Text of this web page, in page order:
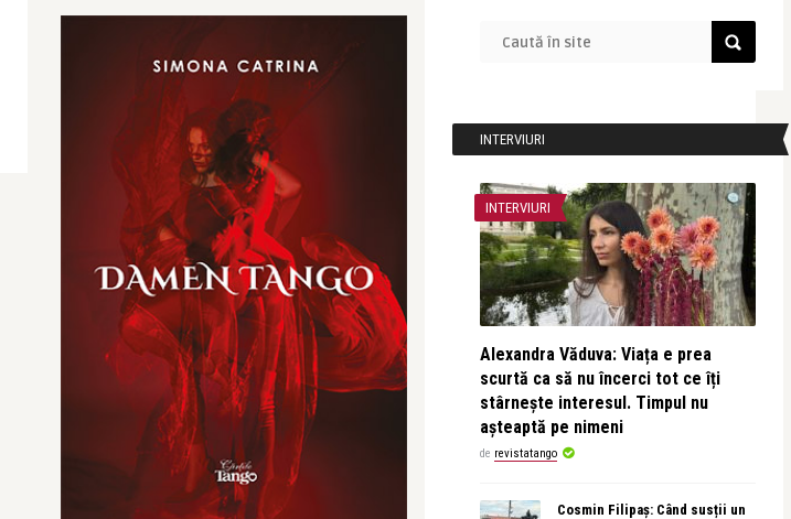
INTERVIURI
INTERVIURI
Alexandra Văduva: Viața e prea
scurtă ca să nu încerci tot ce îți
stârnește interesul. Timpul nu
așteaptă pe nimeni
de revistatango
Cosmin Filipaș: Când susții un